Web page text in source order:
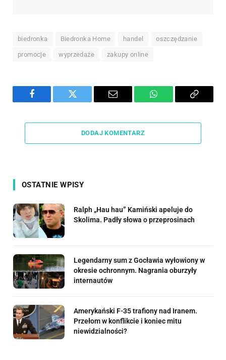
biedronka Biedronka Home handel oszczędzanie
promocje wyprzedaże zakupy online
Facebook Twitter Email WhatsAppCopy
DODAJ KOMENTARZ
OSTATNIE WPISY
Ralph „Hau hau” Kamiński apeluje do
Skolima. Padły słowa o przeprosinach
Legendarny sum z Gocławia wyłowiony w
okresie ochronnym. Nagrania oburzyły
internautów
Amerykański F-35 trafiony nad Iranem.
Przełom w konflikcie i koniec mitu
niewidzialności?